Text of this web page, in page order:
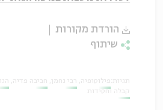
הורדת מקורות
שיתוף
תגיות:פילוסופיה רבי נחמן חביבה פדיה
קבלה וחסידות